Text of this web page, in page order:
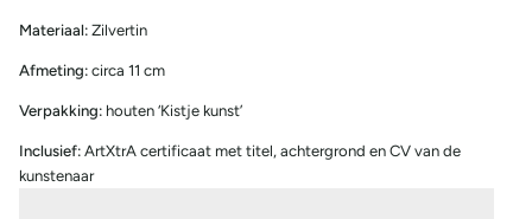
Materiaal: Zilvertin
Afmeting: circa 11 cm
Verpakking: houten ‘Kistje kunst’
Inclusief: ArtXtrA certificaat met titel, achtergrond en CV van de
kunstenaar